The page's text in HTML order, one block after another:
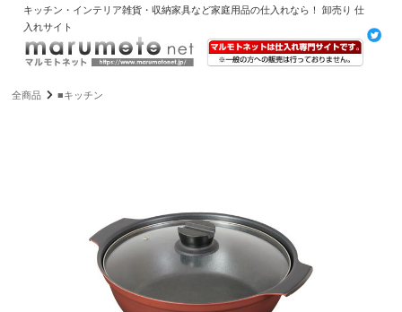
キッチン・インテリア雑貨・収納家具など家庭用品の仕入れなら！ 卸売り 仕
入れサイト
全商品 ■キッチン